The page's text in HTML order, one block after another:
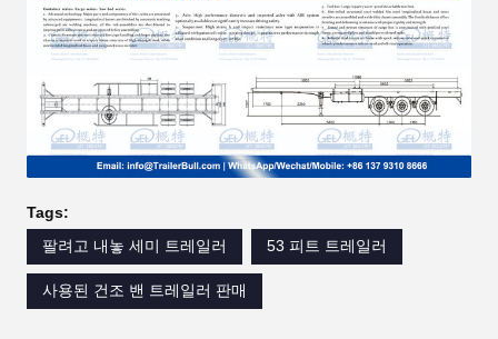
Tags:
팔려고 내놓 세미 트레일러
53 피트 트레일러
사용된 건조 밴 트레일러 판매